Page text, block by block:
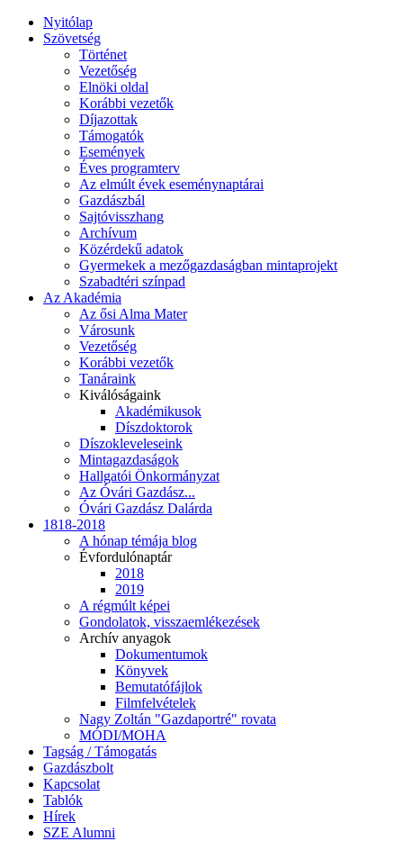
Nyitólap
Szövetség
Történet
Vezetőség
Elnöki oldal
Korábbi vezetők
Díjazottak
Támogatók
Események
Éves programterv
Az elmúlt évek eseménynaptárai
Gazdászbál
Sajtóvisszhang
Archívum
Közérdekű adatok
Gyermekek a mezőgazdaságban mintaprojekt
Szabadtéri színpad
Az Akadémia
Az ősi Alma Mater
Városunk
Vezetőség
Korábbi vezetők
Tanáraink
Kiválóságaink
Akadémikusok
Díszdoktorok
Díszokleveleseink
Mintagazdaságok
Hallgatói Önkormányzat
Az Óvári Gazdász...
Óvári Gazdász Dalárda
1818-2018
A hónap témája blog
Évfordulónaptár
2018
2019
A régmúlt képei
Gondolatok, visszaemlékezések
Archív anyagok
Dokumentumok
Könyvek
Bemutatófájlok
Filmfelvételek
Nagy Zoltán "Gazdaportré" rovata
MÓDI/MOHA
Tagság / Támogatás
Gazdászbolt
Kapcsolat
Tablók
Hírek
SZE Alumni